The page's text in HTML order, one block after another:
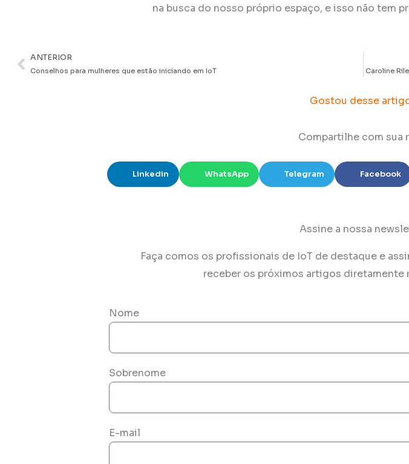
na busca do nosso próprio espaço, e isso não tem
Anterior
ANTERIOR
Conselhos para mulheres que estão iniciando em IoT Caroline
Gostou desse
Compartilhe com sua
Linkedin WhatsApp Telegram Facebook
Assine a nossa
Faça comos os profissionais de IoT de destaque e
receber os próximos artigos diretamente
Nome
Sobrenome
E-mail